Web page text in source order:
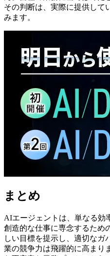
その判断は、実際に提供して
みます。
まとめ
AIエージェントは、単なる効
創造的な仕事に専念するため
しい目標を提示し、適切なガ
業の競争力は飛躍的に高まり